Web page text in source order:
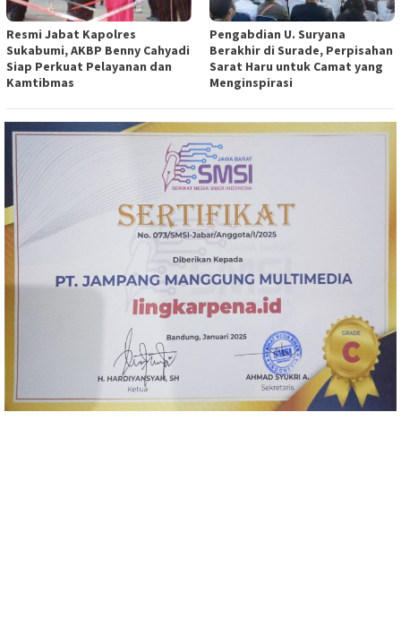
Resmi Jabat Kapolres
Sukabumi, AKBP Benny Cahyadi
Siap Perkuat Pelayanan dan
Kamtibmas
Pengabdian U. Suryana
Berakhir di Surade, Perpisahan
Sarat Haru untuk Camat yang
Menginspirasi